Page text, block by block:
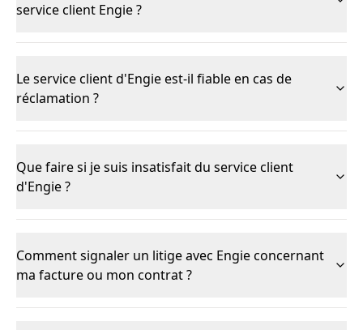
service client Engie ?
Le service client d'Engie est-il fiable en cas de
réclamation ?
Que faire si je suis insatisfait du service client
d'Engie ?
Comment signaler un litige avec Engie concernant
ma facture ou mon contrat ?